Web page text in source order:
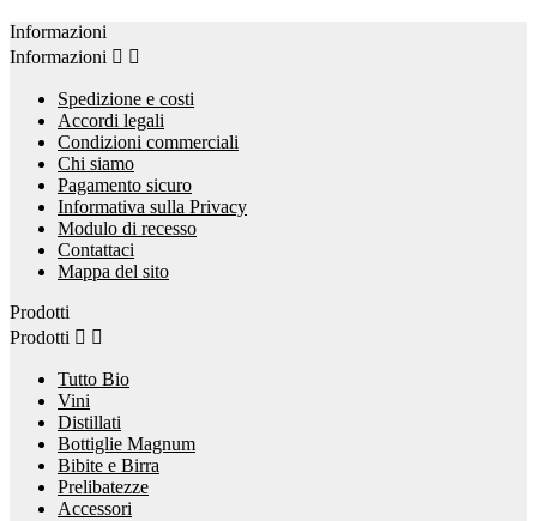
Informazioni
Informazioni  
Spedizione e costi
Accordi legali
Condizioni commerciali
Chi siamo
Pagamento sicuro
Informativa sulla Privacy
Modulo di recesso
Contattaci
Mappa del sito
Prodotti
Prodotti  
Tutto Bio
Vini
Distillati
Bottiglie Magnum
Bibite e Birra
Prelibatezze
Accessori